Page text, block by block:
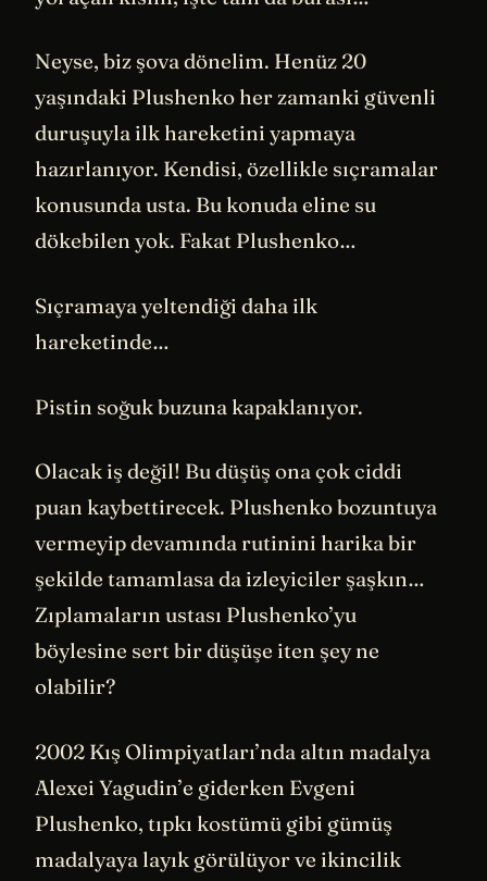
Neyse, biz şova dönelim. Henüz 20
yaşındaki Plushenko her zamanki güvenli
duruşuyla ilk hareketini yapmaya
hazırlanıyor. Kendisi, özellikle sıçramalar
konusunda usta. Bu konuda eline su
dökebilen yok. Fakat Plushenko…
Sıçramaya yeltendiği daha ilk
hareketinde…
Pistin soğuk buzuna kapaklanıyor.
Olacak iş değil! Bu düşüş ona çok ciddi
puan kaybettirecek. Plushenko bozuntuya
vermeyip devamında rutinini harika bir
şekilde tamamlasa da izleyiciler şaşkın…
Zıplamaların ustası Plushenko’yu
böylesine sert bir düşüşe iten şey ne
olabilir?
2002 Kış Olimpiyatları’nda altın madalya
Alexei Yagudin’e giderken Evgeni
Plushenko, tıpkı kostümü gibi gümüş
madalyaya layık görülüyor ve ikincilik